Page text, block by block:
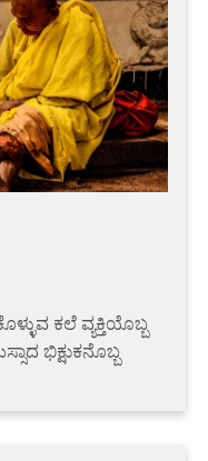
ಕಲೆ ವ್ಯಕ್ತಿಯೊಬ್ಬ
ಭಿಕ್ಷುಕನೊಬ್ಬ